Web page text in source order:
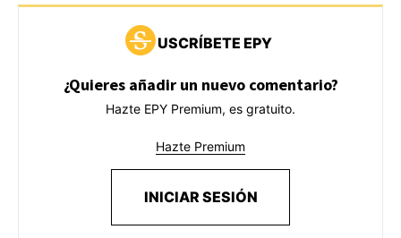
USCRÍBETE EPY
¿Quieres añadir un nuevo comentario?
Hazte EPY Premium, es gratuito.
Hazte Premium
INICIAR SESIÓN